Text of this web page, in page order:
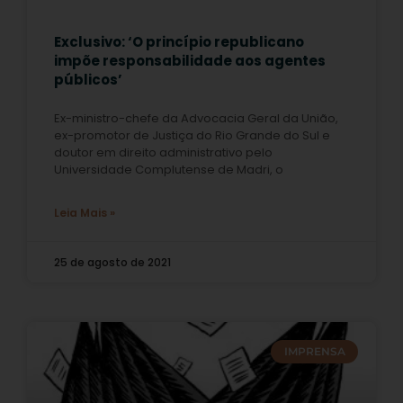
Exclusivo: ‘O princípio republicano
impõe responsabilidade aos agentes
públicos’
Ex-ministro-chefe da Advocacia Geral da União,
ex-promotor de Justiça do Rio Grande do Sul e
doutor em direito administrativo pelo
Universidade Complutense de Madri, o
Leia Mais »
25 de agosto de 2021
IMPRENSA